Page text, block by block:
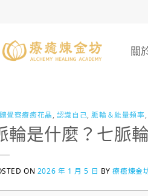
關
覺察療癒花晶 認識自己 ,脈輪＆能量頻率
輪是什麼？七脈
ON 2026 年 1 月 5 日 BY療癒煉金